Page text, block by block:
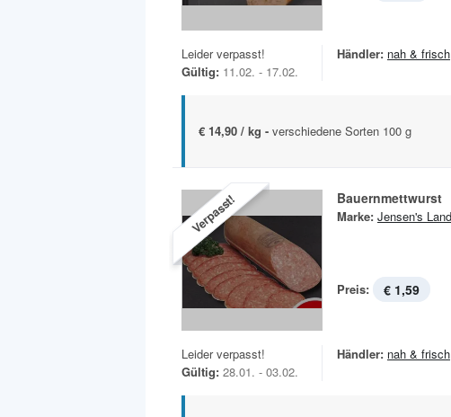
Leider verpasst!
Gültig: 11.02. - 17.02.
Händler: nah & frisch
€ 14,90 / kg - verschiedene Sorten 100 g
Verpasst! Bauernmettwurst
Marke: Jensen's
Preis: € 1,59
Leider verpasst!
Gültig: 28.01. - 03.02.
Händler: nah & frisch